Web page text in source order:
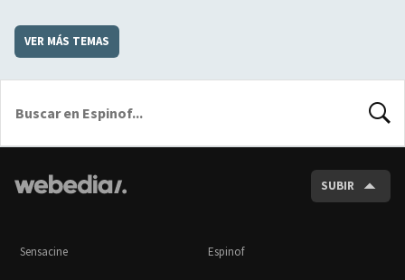
VER MÁS TEMAS
SUBIR
Sensacine Espinof